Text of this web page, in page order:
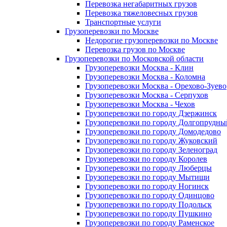
Перевозка негабаритных грузов
Перевозка тяжеловесных грузов
Транспортные услуги
Грузоперевозки по Москве
Недорогие грузоперевозки по Москве
Перевозка грузов по Москве
Грузоперевозки по Московской области
Грузоперевозки Москва - Клин
Грузоперевозки Москва - Коломна
Грузоперевозки Москва - Орехово-Зуево
Грузоперевозки Москва - Серпухов
Грузоперевозки Москва - Чехов
Грузоперевозки по городу Дзержинск
Грузоперевозки по городу
Грузоперевозки по городу Домодедово
Грузоперевозки по городу Жуковский
Грузоперевозки по городу Зеленоград
Грузоперевозки по городу Королев
Грузоперевозки по городу Люберцы
Грузоперевозки по городу Мытищи
Грузоперевозки по городу Ногинск
Грузоперевозки по городу Одинцово
Грузоперевозки по городу Подольск
Грузоперевозки по городу Пушкино
Грузоперевозки по городу Раменское